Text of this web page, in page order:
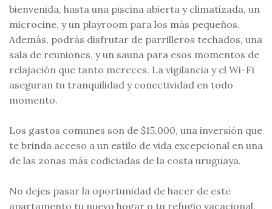
bienvenida, hasta una piscina abierta y climatizada, un
microcine, y un playroom para los más pequeños.
Además, podrás disfrutar de parrilleros techados, una
sala de reuniones, y un sauna para esos momentos de
relajación que tanto mereces. La vigilancia y el Wi-Fi
aseguran tu tranquilidad y conectividad en todo
momento.
Los gastos comunes son de $15,000, una inversión que
te brinda acceso a un estilo de vida excepcional en una
de las zonas más codiciadas de la costa uruguaya.
No dejes pasar la oportunidad de hacer de este
apartamento tu nuevo hogar o tu refugio vacacional.